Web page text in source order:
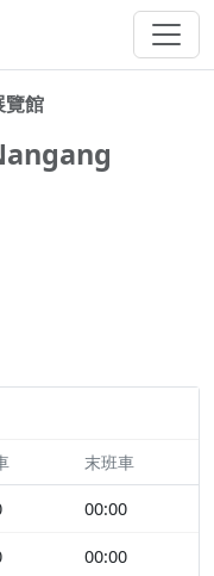
覽館
末班車
00:00
00:00